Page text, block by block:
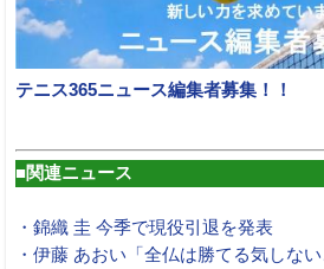
テニス365ニュース編集者募集！！
■関連ニュース
・錦織 圭 今季で現役引退を発表
・伊藤 あおい「全仏は勝てる気しない